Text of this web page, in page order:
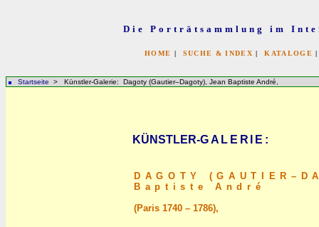
Die Porträtsammlung im
HOME | SUCHE & INDEX |KATALOGE
Startseite > Künstler-Galerie: Dagoty (Gautier–Dagoty), Jean Baptiste André,
KÜNSTLER-GALERIE :
DAGOTY
Baptiste André
(Paris 1740 – 1786),